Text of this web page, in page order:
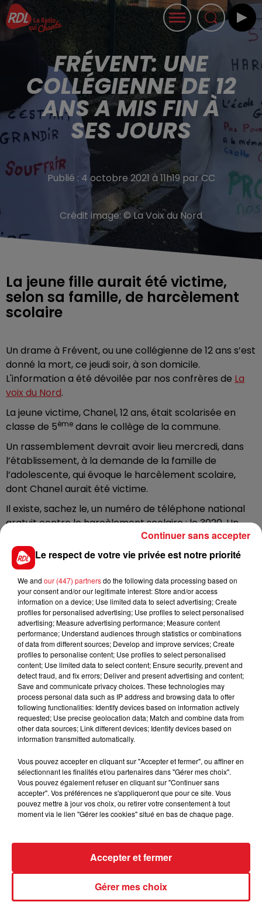
FRÉVENT: UNE
COLLÉGIENNE DE 12
ANS A MIS FIN À
SES JOURS
Publié : 4 octobre 2021 à 11h19 par CC
Crédit image: © La Voix du Nord
La jeune fille aurait été victime,
selon sa famille, de harcèlement
scolaire
Un drame à Frévent, ou une collégienne de 12 ans s’est
donné la mort, ce jeudi soir, à son domicile.
L'information a été dévoilée par nos confrères de La
voix du Nord.
La jeune victime, Chanel, 12 ans, était scolarisée en
classe de 5ème dans le collège de la commune.
Un rassemblement devrait avoir lieu mercredi, dans
l’établissement, à la demande de la famille de
l’adolescente, qui évoque le harcèlement scolaire,
dont Chanel aurait été victime.
Il existe, sachez le, un numéro de téléphone national
gratuit contre le harcèlement scolaire : le 3020. Un
numéro spécial est aussi mis en place dans
l'académie de lille, et accessible du lundi au vendredi,
de 9h à 17h: C'est le 0 800 59 11 11
FIL D'ACTUS
15 juillet 2026
BÉTHUNE: ENQUÊTE POUR HOMICIDE
VOLONTAIRE EN COURS, APRÈS LA...
Selon les premiers éléments, le logement servait
à des prostituées
WINGLES: UN JEUNE PERD LA VIE, NOYÉ À
Le respect de votre vie privée est notre priorité
We and our (447) partnersdo the following data processing based on
your consent and/or our legitimate interest: Store and/or access
information on a device; Use limited data to select advertising; Create
profiles for personalised advertising; Use profiles to select personalised
advertising; Measure advertising performance; Measure content
performance; Understand audiences through statistics or combinations
of data from different sources; Develop and improve services; Create
profiles to personalise content; Use profiles to select personalised
content; Use limited data to select content; Ensure security, prevent and
detect fraud, and fix errors; Deliver and present advertising and content;
Save and communicate privacy choices. These technologies may
process personal data such as IP address and browsing data to offer
following functionalities: Identify devices based on information actively
requested; Use precise geolocation data; Match and combine data from
other data sources; Link different devices; Identify devices based on
information transmitted automatically.
Vous pouvez accepter en cliquant sur "Accepter et fermer", ou affiner en
sélectionnant les finalités et/ou partenaires dans "Gérer mes choix".
Vous pouvez également refuser en cliquant sur "Continuer sans
accepter". Vos préférences ne s'appliqueront que pour ce site. Vous
pouvez mettre à jour vos choix, ou retirer votre consentement à tout
moment via le lien "Gérer les cookies" situé en bas de chaque page.
Gérer mes choix
Accepter et fermer
Continuer sans accepter